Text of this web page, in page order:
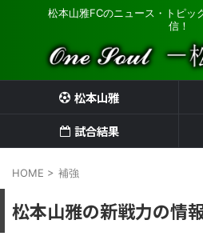
松本山雅FCのニュース・トピッ
信！
松本山雅
試合結果
HOME > 補強
松本山雅の新戦力の情